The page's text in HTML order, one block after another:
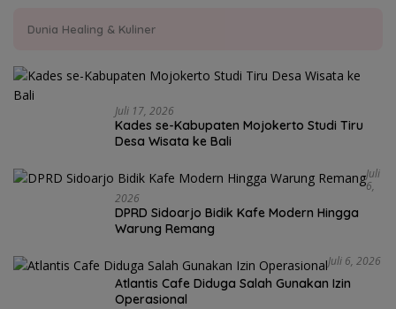
Dunia Healing & Kuliner
Juli 17, 2026
Kades se-Kabupaten Mojokerto Studi Tiru
Desa Wisata ke Bali
Juli
6,
2026
DPRD Sidoarjo Bidik Kafe Modern Hingga
Warung Remang
Juli 6, 2026
Atlantis Cafe Diduga Salah Gunakan Izin
Operasional